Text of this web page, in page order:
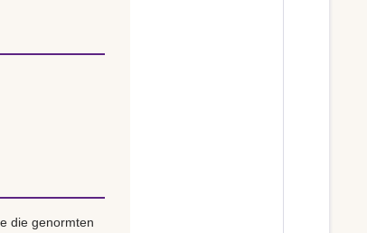
die genormten